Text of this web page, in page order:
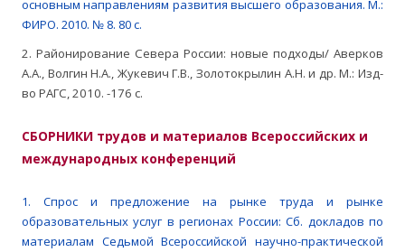
основным направлениям развития высшего образования. М.:
ФИРО. 2010. № 8. 80 с.
2. Районирование Севера России: новые подходы/ Аверков
А.А., Волгин Н.А., Жукевич Г.В., Золотокрылин А.Н. и др. М.: Изд-
во РАГС, 2010. -176 с.
СБОРНИКИ трудов и материалов Всероссийских и
международных конференций
1. Спрос и предложение на рынке труда и рынке
образовательных услуг в регионах России: Сб. докладов по
материалам Седьмой Всероссийской научно-практической